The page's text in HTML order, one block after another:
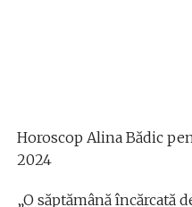
Horoscop Alina Bădic
2024
„O săptămână încărcată